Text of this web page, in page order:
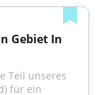
Gebiet In
Teil unseres
für ein